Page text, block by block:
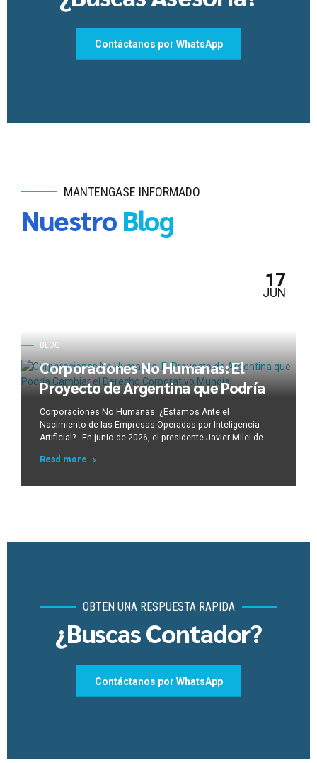
Contáctanos por WhatsApp
MANTENGASE INFORMADO
Nuestro Blog
BLOG
17
JUN
Corporaciones No Humanas: El
Proyecto de Argentina que Podría
Cambiar el Derecho Corporativo
Mundial
Corporaciones No Humanas: ¿Estamos Ante el
Nacimiento de las Empresas Operadas por Inteligencia
Artificial? En junio de 2026, el presidente Javier Milei de
nueva categoría jurídica denominada “Corporación No
figuras como la Sociedad Automatizada y las
Read more
OBTEN UNA RESPUESTA RAPIDA
¿Buscas Contador?
Contáctanos por WhatsApp